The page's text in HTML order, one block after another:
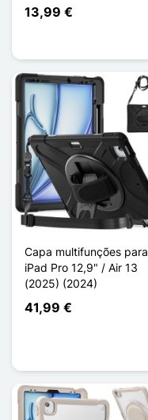
13,99 €
Capa multifunções para
iPad Pro 12,9" / Air 13
(2025) (2024)
41,99 €